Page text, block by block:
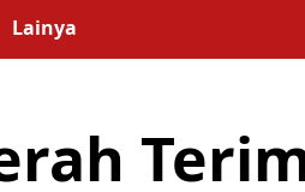
Lainya